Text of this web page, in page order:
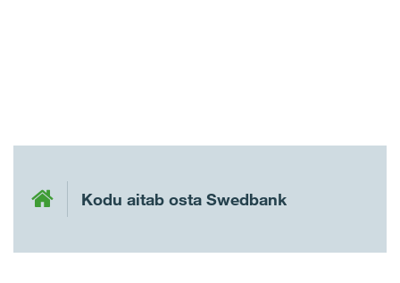
Kodu aitab osta Swedbank